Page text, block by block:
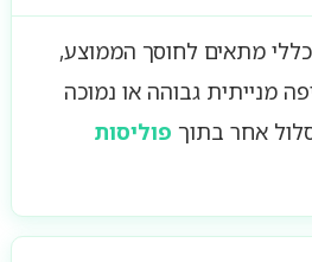
מתאים לחוסך הממוצע,
מנייתית גבוהה או נמוכה
אחר בתוך פוליסות